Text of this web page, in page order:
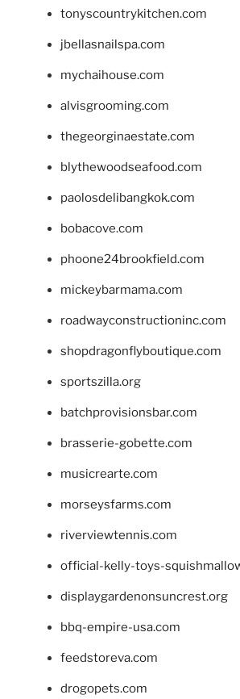
tonyscountrykitchen.com
jbellasnailspa.com
mychaihouse.com
alvisgrooming.com
thegeorginaestate.com
blythewoodseafood.com
paolosdelibangkok.com
bobacove.com
phoone24brookfield.com
mickeybarmama.com
roadwayconstructioninc.com
shopdragonflyboutique.com
sportszilla.org
batchprovisionsbar.com
brasserie-gobette.com
musicrearte.com
morseysfarms.com
riverviewtennis.com
official-kelly-toys-
displaygardenonsuncrest.org
bbq-empire-usa.com
feedstoreva.com
drogopets.com